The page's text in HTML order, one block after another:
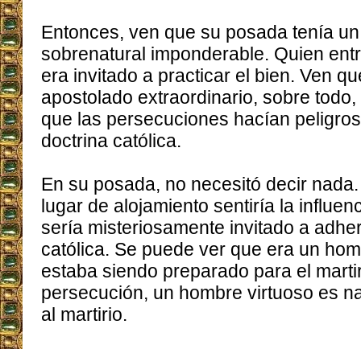
Entonces, ven que su posada tenía
sobrenatural imponderable. Quien
era invitado a practicar el bien. Ven
apostolado extraordinario, sobre
que las persecuciones hacían
doctrina católica.
En su posada, no necesitó decir
lugar de alojamiento sentiría la
sería misteriosamente invitado a
católica. Se puede ver que era un
estaba siendo preparado para el
persecución, un hombre virtuoso es
al martirio.